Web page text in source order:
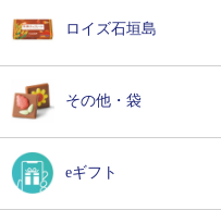
ロイズ石垣島
その他・袋
eギフト